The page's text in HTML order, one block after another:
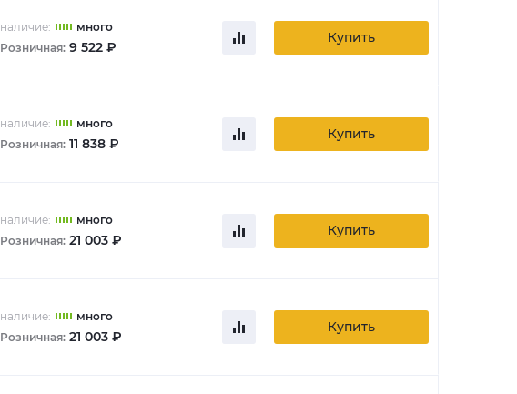
наличие:
много
Розничная: 9 522 ₽
Купить
наличие:
много
Розничная: 11 838 ₽
Купить
наличие:
много
Розничная: 21 003 ₽
Купить
наличие:
много
Розничная: 21 003 ₽
Купить